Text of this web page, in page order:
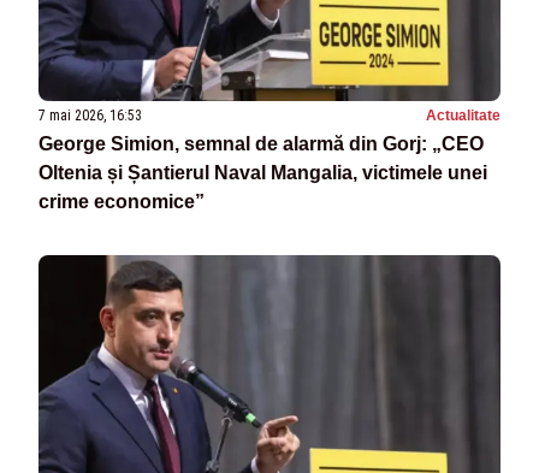
7 mai 2026, 16:53 Actualitate
George Simion, semnal de alarmă din Gorj: „CEO
Oltenia și Șantierul Naval Mangalia, victimele unei
crime economice”